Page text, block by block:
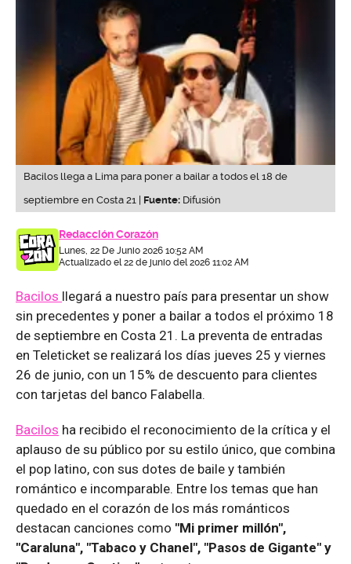
Bacilos llega a Lima para poner a bailar a todos el 18 de
septiembre en Costa 21 | Fuente: Difusión
Redacción Corazón
Lunes, 22 De Junio 2026 10:52 AM
Actualizado el 22 de junio del 2026 11:02 AM
Bacilos llegará a nuestro país para presentar un show
sin precedentes y poner a bailar a todos el próximo 18
de septiembre en Costa 21. La preventa de entradas
en Teleticket se realizará los días jueves 25 y viernes
26 de junio, con un 15% de descuento para clientes
con tarjetas del banco Falabella.
Bacilos ha recibido el reconocimiento de la crítica y el
aplauso de su público por su estilo único, que combina
el pop latino, con sus dotes de baile y también
romántico e incomparable. Entre los temas que han
quedado en el corazón de los más románticos
destacan canciones como "Mi primer millón",
"Caraluna", "Tabaco y Chanel", "Pasos de Gigante" y